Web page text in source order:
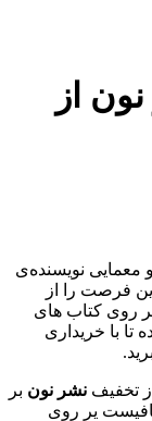
نون از
معمایی نویسنده‌ی
فرصت را از
روی کتاب های
تا با خریداری
تخفیف نشر نون بر
یر روی